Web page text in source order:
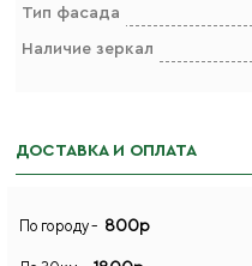
Тип фасада
Наличие зеркал
ДОСТАВКА И ОПЛАТА
По городу - 800р